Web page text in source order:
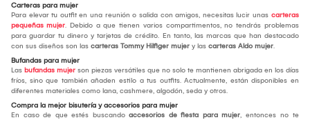
Carteras para mujer
Para elevar tu outfit en una reunión o salida con amigos, necesitas lucir unas carteras
pequeñas mujer. Debido a que tienen varios compartimentos, no tendrás problemas
para guardar tu dinero y tarjetas de crédito. En tanto, las marcas que han destacado
con sus diseños son las carteras Tommy Hilfiger mujer y las carteras Aldo mujer.
Bufandas para mujer
Las bufandas mujer son piezas versátiles que no solo te mantienen abrigada en los días
fríos, sino que también añaden estilo a tus outfits. Actualmente, están disponibles en
diferentes materiales como lana, cashmere, algodón, seda y otros.
Compra la mejor bisutería y accesorios para mujer
En caso de que estés buscando accesorios de fiesta para mujer, entonces no te